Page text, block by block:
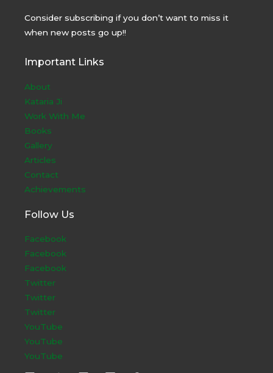
Consider subscribing if you don’t want to miss it
when new posts go up!!
Important Links
About
Kataria Ji
Work With Me
Books
Gallery
Articles
Contact
Achievements
Follow Us
Facebook
Facebook
Facebook
Twitter
Twitter
Twitter
YouTube
YouTube
YouTube